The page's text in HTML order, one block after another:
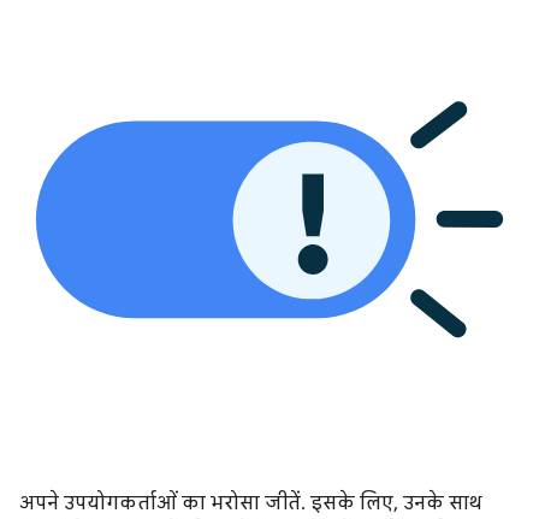
अपने उपयोगकर्ताओं का भरोसा जीतें. इसके लिए, उनके साथ